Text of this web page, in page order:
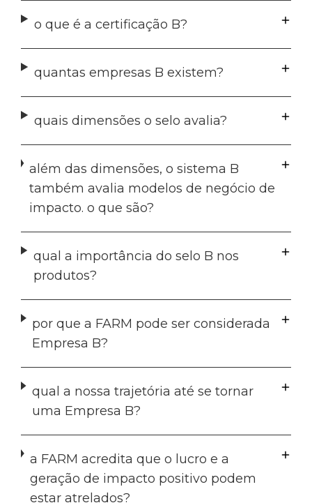
o que é a certificação B?
quantas empresas B existem?
quais dimensões o selo avalia?
além das dimensões, o sistema B
também avalia modelos de negócio de
impacto. o que são?
qual a importância do selo B nos
produtos?
por que a FARM pode ser considerada
Empresa B?
qual a nossa trajetória até se tornar
uma Empresa B?
a FARM acredita que o lucro e a
geração de impacto positivo podem
estar atrelados?